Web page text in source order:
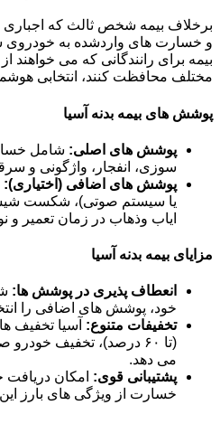
برخلاف بیمه شخص ثالث که اجباری
و خسارت های واردشده به خودروی
بیمه برای رانندگانی که می خواهند
مختلف محافظت کنند، انتخابی
پوشش های بیمه بدنه آسیا
پوشش های اصلی: شامل
سوزی، انفجار، واژگونی و
پوشش های اضافی (اختیاری):
یا سیستم صوتی)، شکست
ایاب وذهاب در زمان تعمیر و
مزایای بیمه بدنه آسیا
انعطاف پذیری در پوشش ها:
خود، پوشش های اضافی را
تخفیفات متنوع: آسیا تخفیف
(تا ۶۰ درصد)، تخفیف
می دهد.
پشتیبانی قوی: امکان
خسارت از ویژگی های بارز